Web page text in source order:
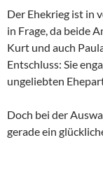
Der Ehekrieg ist in
in Frage, da beide
Kurt und auch
Entschluss: Sie
ungeliebten
Doch bei der
gerade ein